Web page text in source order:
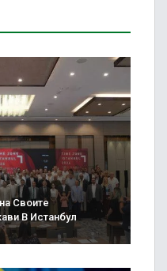
Своите
В Истанбул